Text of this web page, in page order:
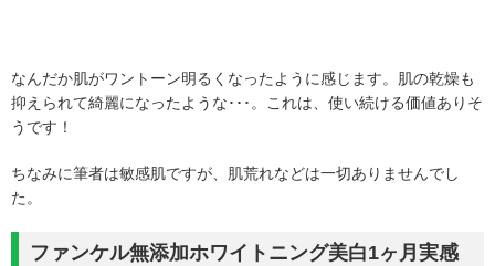
なんだか肌がワントーン明るくなったように感じます。肌の乾燥も
抑えられて綺麗になったような･･･。これは、使い続ける価値ありそ
うです！
ちなみに筆者は敏感肌ですが、肌荒れなどは一切ありませんでし
た。
ファンケル無添加ホワイトニング美白1ヶ月実感